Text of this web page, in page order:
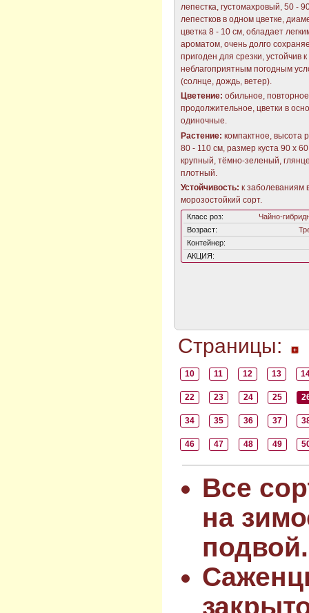
лепестка, густомахровый, 50 -
лепестков в одном цветке,
цветка 8 - 10 см, обладает
ароматом, очень долго
пригоден для срезки, устойчив к
неблагоприятным погодным
(солнце, дождь, ветер).
Цветение: обильное,
продолжительное, цветки в
одиночные.
Растение: компактное, высота
80 - 110 см, размер куста 90 х
крупный, тёмно-зеленый,
плотный.
Устойчивость: к заболеваниям
морозостойкий сорт.
Класс роз:
Чайно-
Возраст:
Контейнер:
АКЦИЯ:
Страницы:
10 11 12 13
22 23 24 25
34 35 36 37
46 47 48 49
Все
на
подвой.